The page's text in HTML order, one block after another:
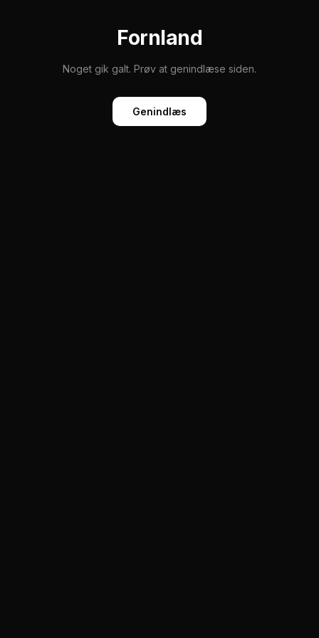
Fornland
Noget gik galt. Prøv at genindlæse siden.
Genindlæs